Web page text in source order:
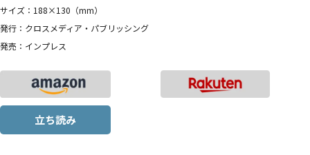
サイズ：188×130（mm）
発行：クロスメディア・パブリッシング
発売：インプレス
立ち読み